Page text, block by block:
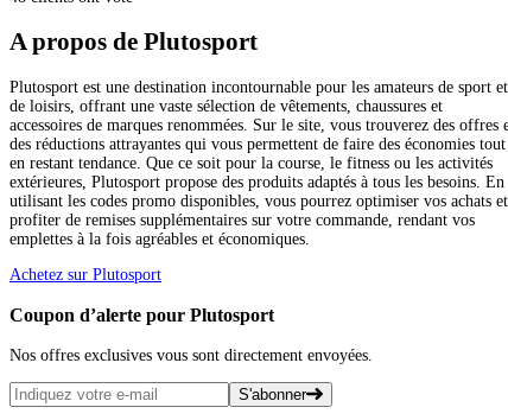
A propos de Plutosport
Plutosport est une destination incontournable pour les amateurs de sport et
de loisirs, offrant une vaste sélection de vêtements, chaussures et
accessoires de marques renommées. Sur le site, vous trouverez des offres
des réductions attrayantes qui vous permettent de faire des économies tout
en restant tendance. Que ce soit pour la course, le fitness ou les activités
extérieures, Plutosport propose des produits adaptés à tous les besoins. En
utilisant les codes promo disponibles, vous pourrez optimiser vos achats et
profiter de remises supplémentaires sur votre commande, rendant vos
emplettes à la fois agréables et économiques.
Achetez sur Plutosport
Coupon d’alerte pour Plutosport
Nos offres exclusives vous sont directement envoyées.
S'abonner